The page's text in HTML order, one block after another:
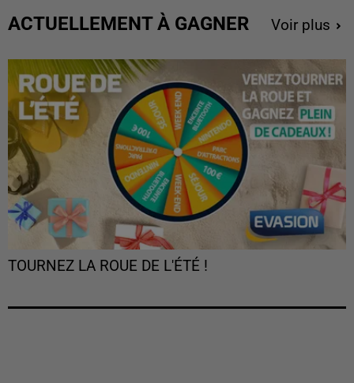
ACTUELLEMENT À GAGNER Voir plus
TOURNEZ LA ROUE DE L'ÉTÉ !